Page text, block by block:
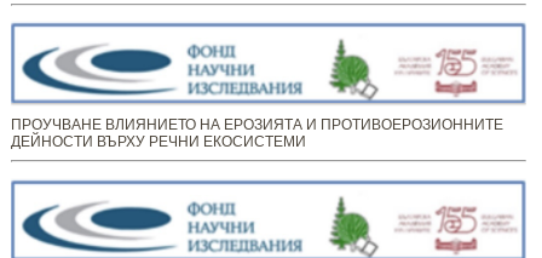
ПРОУЧВАНЕ ВЛИЯНИЕТО НА ЕРОЗИЯТА И ПРОТИВОЕРОЗИОННИТЕ
ДЕЙНОСТИ ВЪРХУ РЕЧНИ ЕКОСИСТЕМИ